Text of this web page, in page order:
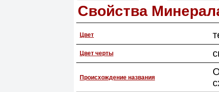
Свойства
Цвет
Цвет черты
Происхождение названия